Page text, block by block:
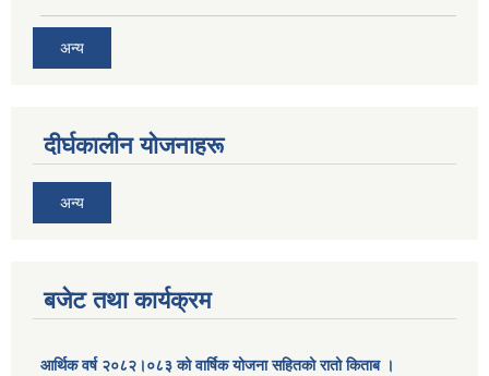
अन्य
दीर्घकालीन योजनाहरू
अन्य
बजेट तथा कार्यक्रम
आर्थिक वर्ष २०८२।०८३ को वार्षिक योजना सहितको रातो किताब ।